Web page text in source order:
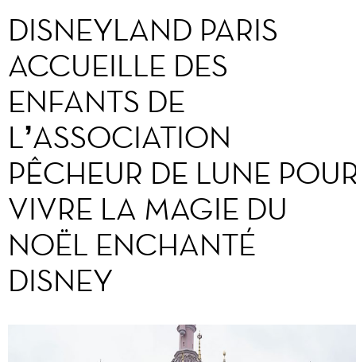
DISNEYLAND PARIS
ACCUEILLE DES
ENFANTS DE
L’ASSOCIATION
PÊCHEUR DE LUNE
VIVRE LA MAGIE DU
NOËL ENCHANTÉ
DISNEY